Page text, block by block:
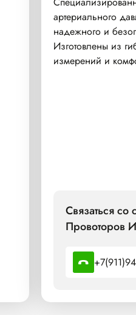
артериального
надежного и
Изготовлены из
измерений и
Связаться со
Провоторов